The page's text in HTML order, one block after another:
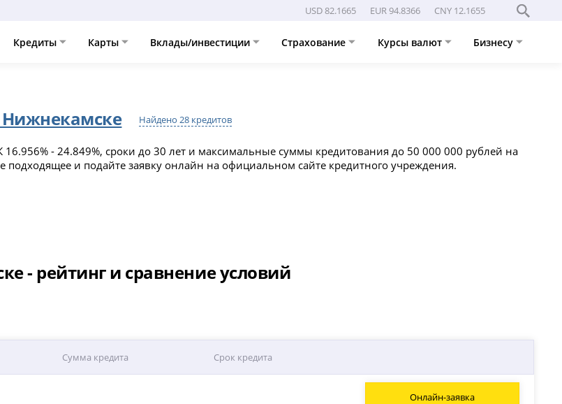
USD 82.1665 EUR 94.8366 CNY 12.1655
Кредиты Карты Вклады/инвестиции Страхование Курсы валют Бизнесу
Нижнекамске Найдено 28 кредитов
- 24.849%, сроки до 30 лет и максимальные суммы кредитования до 50 000 000 рублей на
и подайте заявку онлайн на официальном сайте кредитного учреждения.
- рейтинг и сравнение условий
Сумма кредита Срок кредита
Онлайн-заявка